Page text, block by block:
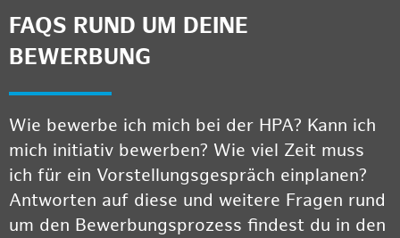
FAQS RUND UM DEINE
BEWERBUNG
Wie bewerbe ich mich bei der HPA? Kann ich
mich initiativ bewerben? Wie viel Zeit muss
ich für ein Vorstellungsgespräch einplanen?
Antworten auf diese und weitere Fragen rund
um den Bewerbungsprozess findest du in den